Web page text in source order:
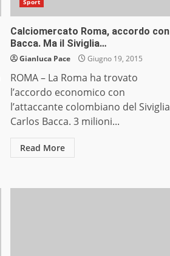
Sport
Calciomercato Roma, accordo con
Bacca. Ma il Siviglia…
Gianluca Pace Giugno 19, 2015
ROMA – La Roma ha trovato
l’accordo economico con
l’attaccante colombiano del Siviglia
Carlos Bacca. 3 milioni...
Read More